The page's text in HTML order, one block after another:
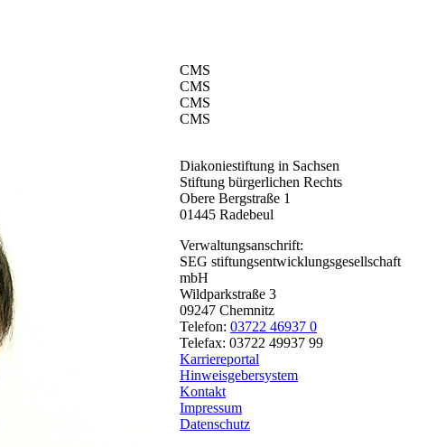
CMS
CMS
CMS
CMS
Diakoniestiftung in Sachsen
Stiftung bürgerlichen Rechts
Obere Bergstraße 1
01445 Radebeul
Verwaltungsanschrift:
SEG stiftungsentwicklungsgesellschaft
mbH
Wildparkstraße 3
09247 Chemnitz
Telefon: 03722 46937 0
Telefax: 03722 49937 99
Karriereportal
Hinweisgebersystem
Kontakt
Impressum
Datenschutz